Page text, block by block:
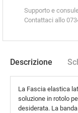
Supporto e
Contattaci allo
Descrizione
La Fascia elastica
soluzione in rotolo
desiderata. La